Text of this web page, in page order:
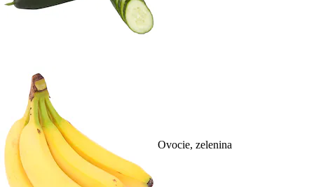
Ovocie, zelenina